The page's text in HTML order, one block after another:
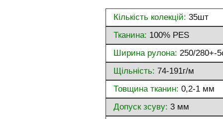
Кількість колекцій: 35шт
Тканина: 100% PES
Ширина рулона: 250/280+-
Щільність: 74-191г/м
Товщина тканин: 0,2-1 мм
Допуск зсуву: 3 мм